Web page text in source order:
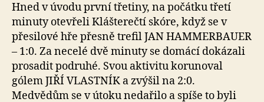
Hned v úvodu první třetiny, na počátku třetí
minuty otevřeli Klášterečtí skóre, když se v
přesilové hře přesně trefil JAN HAMMERBAUER
– 1:0. Za necelé dvě minuty se domácí dokázali
prosadit podruhé. Svou aktivitu korunoval
gólem JIŘÍ VLASTNÍK a zvýšil na 2:0.
Medvědům se v útoku nedařilo a spíše to byli